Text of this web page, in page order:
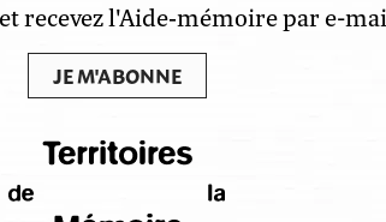
recevez l'Aide‑mémoire par e-
JE M'ABONNE